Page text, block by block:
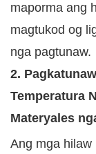
maporma ang
magtukod og
nga pagtunaw.
2.
Temperatura
Materyales
Ang mga hilaw